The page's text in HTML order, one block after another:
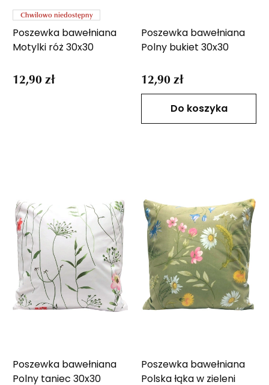
Chwilowo niedostępny
Poszewka bawełniana
Motylki róż 30x30
12,90 zł
Poszewka bawełniana
Polny bukiet 30x30
12,90 zł
Do koszyka
Poszewka bawełniana
Polny taniec 30x30
Poszewka bawełniana
Polska łąka w zieleni